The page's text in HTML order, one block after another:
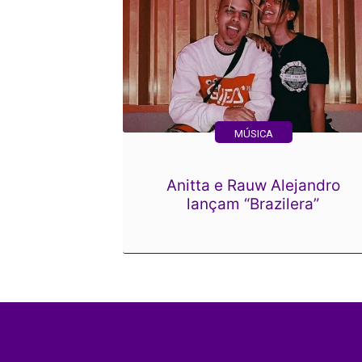
MÚSICA
Anitta e Rauw Alejandro
lançam “Brazilera”